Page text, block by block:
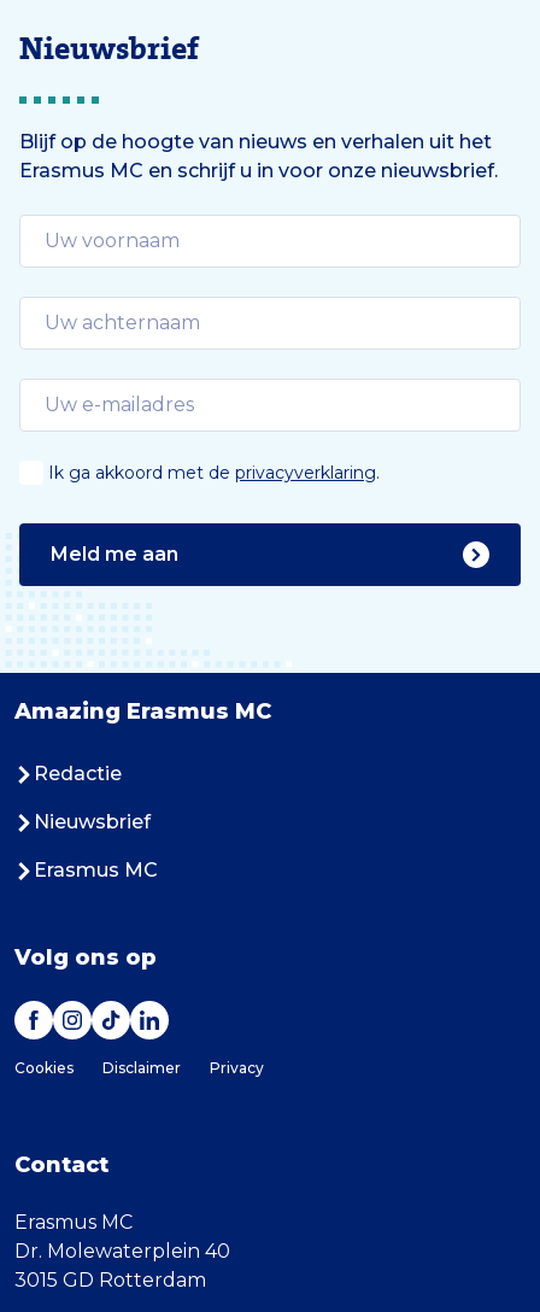
Nieuwsbrief
Blijf op de hoogte van nieuws en verhalen uit het
Erasmus MC en schrijf u in voor onze nieuwsbrief.
Ik ga akkoord met de privacyverklaring.
Meld me aan
Amazing Erasmus MC
Redactie
Nieuwsbrief
Erasmus MC
Volg ons op
Cookies Disclaimer Privacy
Contact
Erasmus MC
Dr. Molewaterplein 40
3015 GD Rotterdam